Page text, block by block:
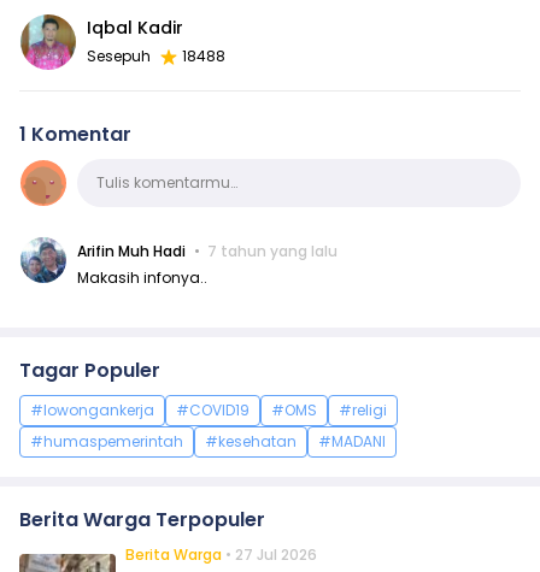
Iqbal Kadir
Sesepuh 18488
1 Komentar
KomentarTulis komentarmu…
Arifin Muh Hadi
7 tahun yang lalu
Makasih infonya..
Tagar Populer
#lowongankerja #COVID19 #OMS
#religi
#humaspemerintah
#kesehatan #MADANI
Berita Warga Terpopuler
Berita Warga • 27 Jul 2026